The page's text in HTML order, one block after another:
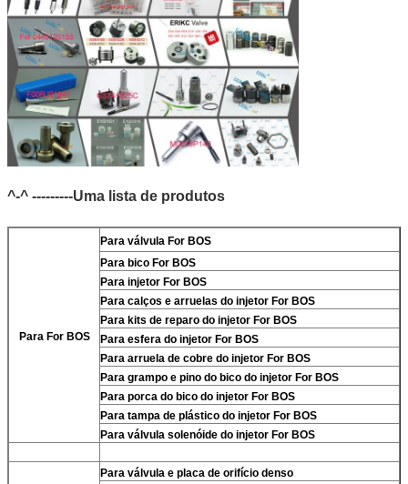
^-^ ---------Uma lista de produtos
Para For BOS
Para válvula For BOS
Para bico For BOS
Para injetor For BOS
Para calços e arruelas do injetor For BOS
Para kits de reparo do injetor For BOS
Para esfera do injetor For BOS
Para arruela de cobre do injetor For BOS
Para grampo e pino do bico do injetor For BOS
Para porca do bico do injetor For BOS
Para tampa de plástico do injetor For BOS
Para válvula solenóide do injetor For BOS
Para válvula e placa de orifício denso